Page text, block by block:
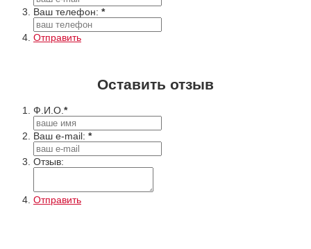
Ваш телефон: *
Отправить
Оставить отзыв
Ф.И.О. *
Ваш e-mail: *
Отзыв:
Отправить